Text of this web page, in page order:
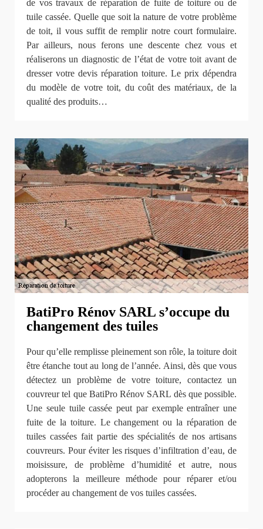
de vos travaux de réparation de fuite de toiture ou de
tuile cassée. Quelle que soit la nature de votre problème
de toit, il vous suffit de remplir notre court formulaire.
Par ailleurs, nous ferons une descente chez vous et
réaliserons un diagnostic de l’état de votre toit avant de
dresser votre devis réparation toiture. Le prix dépendra
du modèle de votre toit, du coût des matériaux, de la
qualité des produits…
BatiPro Rénov SARL s’occupe du
changement des tuiles
Pour qu’elle remplisse pleinement son rôle, la toiture doit
être étanche tout au long de l’année. Ainsi, dès que vous
détectez un problème de votre toiture, contactez un
couvreur tel que BatiPro Rénov SARL dès que possible.
Une seule tuile cassée peut par exemple entraîner une
fuite de la toiture. Le changement ou la réparation de
tuiles cassées fait partie des spécialités de nos artisans
couvreurs. Pour éviter les risques d’infiltration d’eau, de
moisissure, de problème d’humidité et autre, nous
adopterons la meilleure méthode pour réparer et/ou
procéder au changement de vos tuiles cassées.